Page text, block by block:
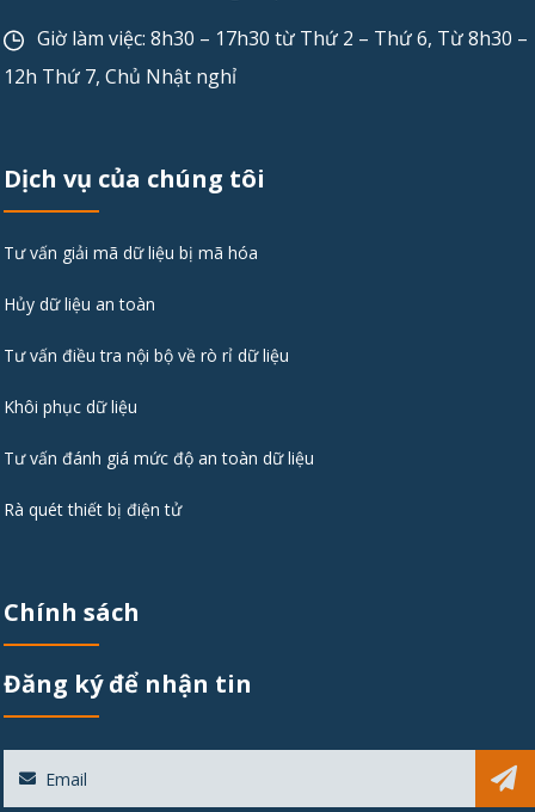
Giờ làm việc: 8h30 – 17h30 từ Thứ 2 – Thứ 6, Từ 8h30 –
12h Thứ 7, Chủ Nhật nghỉ
Dịch vụ của chúng tôi
Tư vấn giải mã dữ liệu bị mã hóa
Hủy dữ liệu an toàn
Tư vấn điều tra nội bộ về rò rỉ dữ liệu
Khôi phục dữ liệu
Tư vấn đánh giá mức độ an toàn dữ liệu
Rà quét thiết bị điện tử
Chính sách
Đăng ký để nhận tin
Sub